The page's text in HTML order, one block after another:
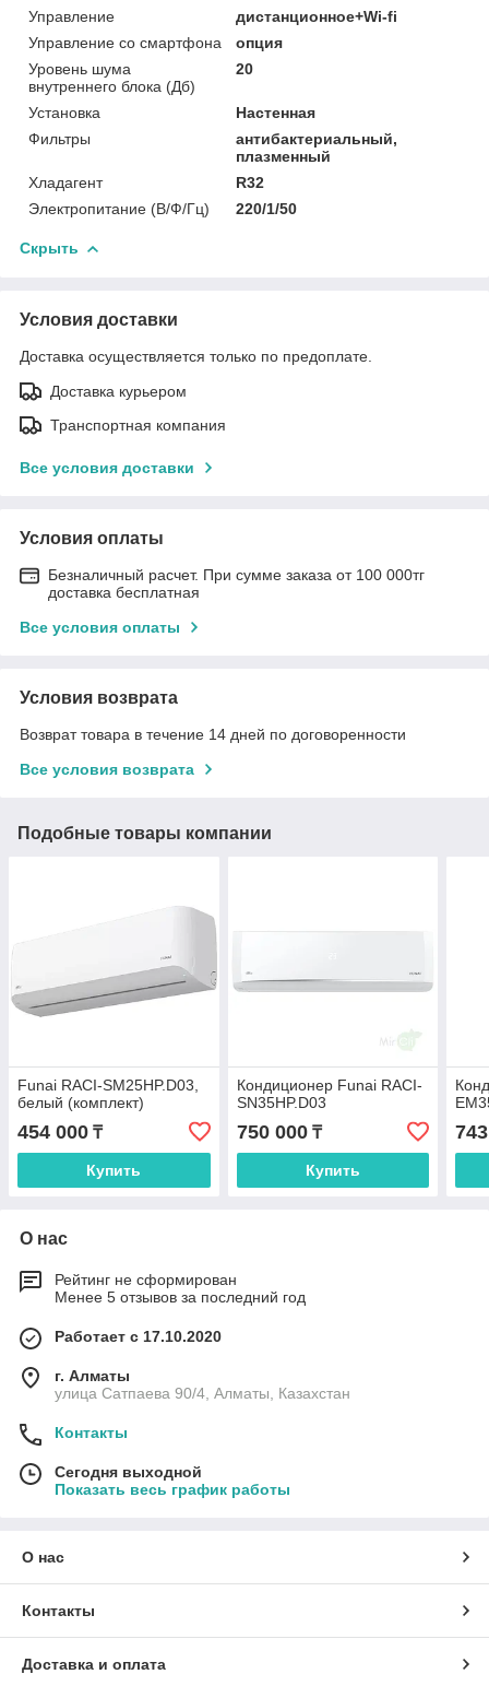
Управление
дистанционное+Wi-fi
Управление со смартфона
опция
Уровень шума
внутреннего блока (Дб)
20
Установка
Настенная
Фильтры
антибактериальный,
плазменный
Хладагент
R32
Электропитание (В/Ф/Гц)
220/1/50
Скрыть
Условия доставки
Доставка осуществляется только по предоплате.
Доставка курьером
Транспортная компания
Все условия доставки
Условия оплаты
Безналичный расчет. При сумме заказа от 100 000тг
доставка бесплатная
Все условия оплаты
Условия возврата
Возврат товара в течение 14 дней по договоренности
Все условия возврата
Подобные товары компании
Funai RACI-SM25HP.D03,
белый (комплект)
454 000 ₸
Купить
Кондиционер Funai RACI-
SN35HP.D03
750 000₸
Купить
О нас
Рейтинг не сформирован
Менее 5 отзывов за последний год
Работает с 17.10.2020
г. Алматы
улица Сатпаева 90/4, Алматы, Казахстан
Контакты
Сегодня выходной
Показать весь график работы
О нас
Контакты
Доставка и оплата